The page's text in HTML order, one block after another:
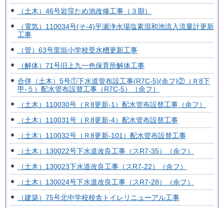
（土木）46号岩窪ため池改修工事（３期）
（電気）110034号(そ-4)平瀬浄水場塩素混和池流入流量計更新
工事
（管）63号里垣小学校受水槽更新工事
（解体）71号旧上九一色保育所解体工事
合併（土木）5号①下水道管布設工事(R7C-5)(余フ)②（Ｒ8下
甲-５）配水管布設替工事（R7C-5）（余フ）
（土木）110030号（Ｒ8更新-1）配水管布設替工事（余フ）
（土木）110031号（Ｒ8更新-4）配水管布設替工事
（土木）110032号（Ｒ8更新-101）配水管布設替工事
（土木）130022号下水道改良工事（スR7-35）（余フ）
（土木）130023下水道改良工事（スR7-22）（余フ）
（土木）130024号下水道改良工事（スR7-28）（余フ）
（建築）75号北中学校校舎トイレリニューアル工事